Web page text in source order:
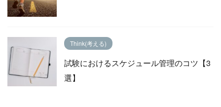
Think(考える)
試験におけるスケジュール管理のコツ【3
選】